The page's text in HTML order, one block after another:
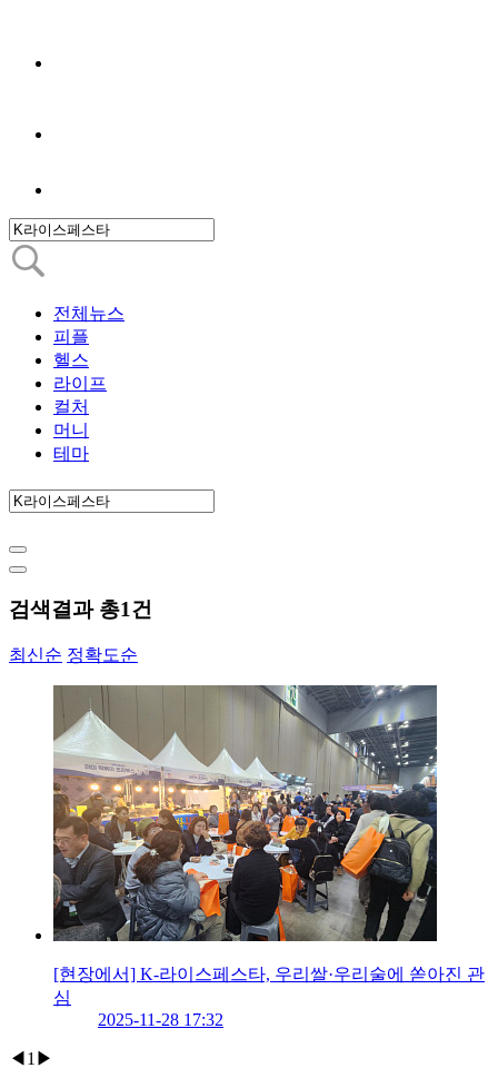
전체뉴스
피플
헬스
라이프
컬처
머니
테마
검색결과 총1건
최신순 정확도순
[현장에서] K-라이스페스타, 우리쌀·우리술에 쏟아진 관
심
2025-11-28 17:32
◀ 1 ▶